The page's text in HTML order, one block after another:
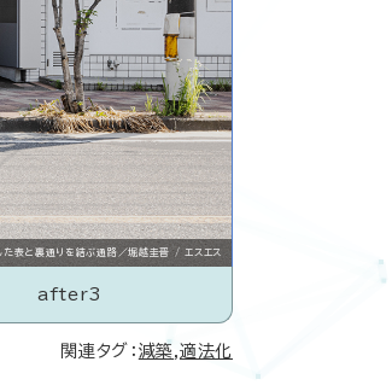
た表と裏通りを結ぶ通路／堀越圭晋 / エスエス
after3
関連タグ： 減築 適法化